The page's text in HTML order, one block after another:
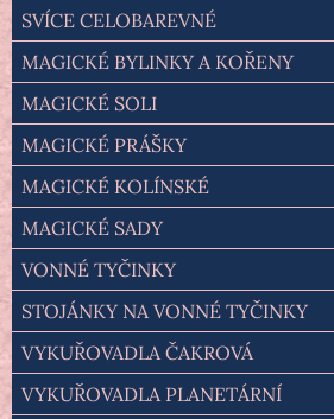
SVÍCE CELOBAREVNÉ
MAGICKÉ BYLINKY A KOŘENY
MAGICKÉ SOLI
MAGICKÉ PRÁŠKY
MAGICKÉ KOLÍNSKÉ
MAGICKÉ SADY
VONNÉ TYČINKY
STOJÁNKY NA VONNÉ TYČINKY
VYKUŘOVADLA ČAKROVÁ
VYKUŘOVADLA PLANETÁRNÍ